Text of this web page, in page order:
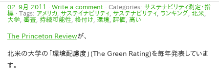
02. 9月 2011 · Write a comment · Categories: サステナビリティ測定・指
標 · Tags: アメリカ サステイナビリティ サステナビリティ ランキング 北米
大学 審査 持続可能性 格付け 環境 評価 高い
The Princeton Reviewが、
北米の大学の「環境配慮度」(The Green Rating)を毎年発表していま
す。